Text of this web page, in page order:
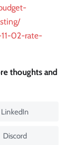
02-rate-
thoughts and
LinkedIn
Discord